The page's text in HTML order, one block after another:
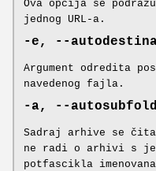
Ova opcija se
jednog URL-a.
-e, --
Argument odredita
navedenog fajla.
-a, --
Sadraj arhive se
ne radi o arhivi s
potfascikla